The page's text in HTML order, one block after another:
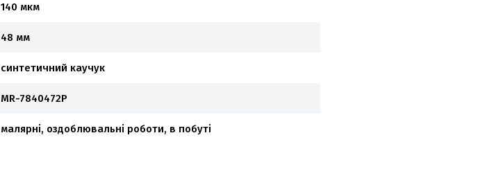
140 мкм
48 мм
синтетичний каучук
MR-7840472P
малярні, оздоблювальні роботи, в побуті